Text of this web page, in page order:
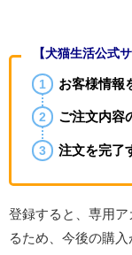
【犬猫生活公式
お客様情報
ご注文内容
注文を完了
登録すると、専用
るため、今後の購入